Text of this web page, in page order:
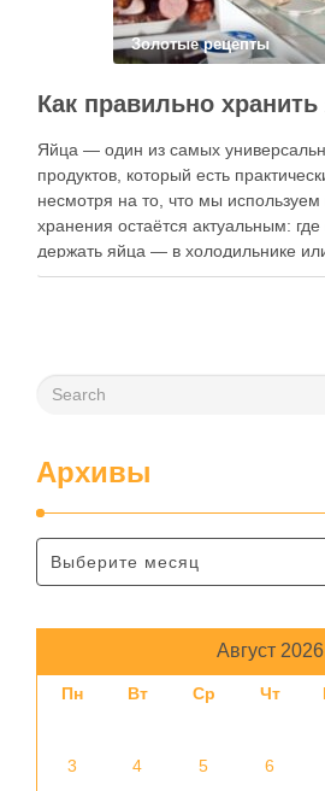
Золотые рецепты
Яйца — один из самых
продуктов, который есть
несмотря на то, что мы используем
хранения остаётся актуальным:
держать яйца — в холодильнике
зависит от нескольких факторов,
Архивы
Август 2026
Пн Вт Ср Чт
3
4 5 6